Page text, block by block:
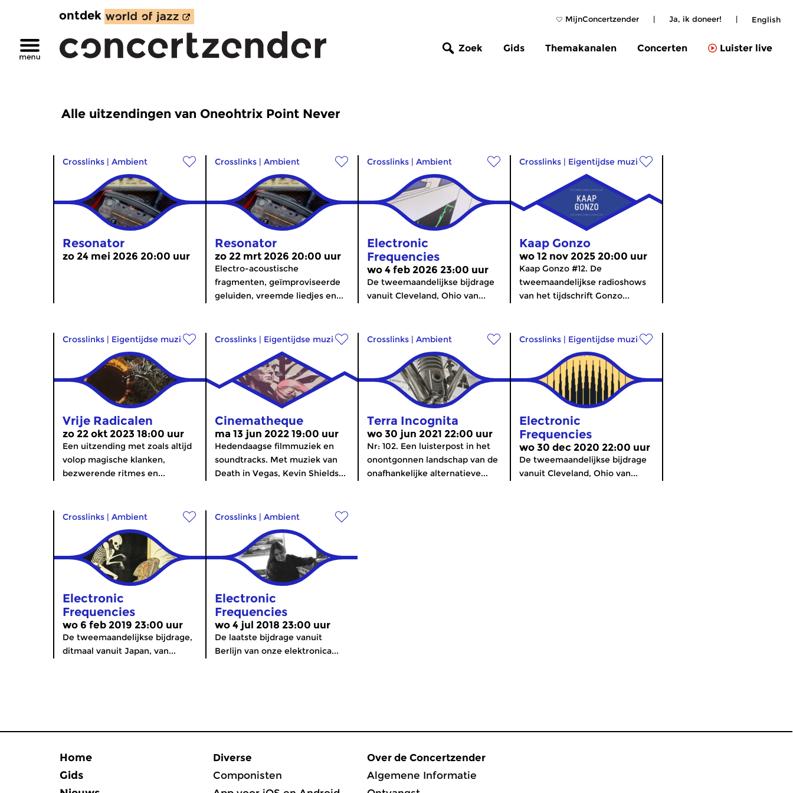
MijnConcertzender | Ja, ik doneer! | English
ontdek
Zoek Gids Themakanalen Concerten Luister live
Alle uitzendingen van Oneohtrix Point Never
Crosslinks | Ambient
Resonator
zo 24 mei 2026 20:00 uur
Crosslinks | Ambient
Resonator
zo 22 mrt 2026 20:00 uur
Electro-acoustische
fragmenten, geïmproviseerde
geluiden, vreemde liedjes en...
Crosslinks | Ambient
Electronic
Frequencies
wo 4 feb 2026 23:00 uur
De tweemaandelijkse bijdrage
vanuit Cleveland, Ohio van...
Crosslinks | Eigentijdse muziek
Kaap Gonzo
wo 12 nov 2025 20:00 uur
Kaap Gonzo #12. De
tweemaandelijkse radioshows
van het tijdschrift Gonzo...
Crosslinks | Eigentijdse muziek
Vrije Radicalen
zo 22 okt 2023 18:00 uur
Een uitzending met zoals altijd
volop magische klanken,
bezwerende ritmes en...
Crosslinks | Eigentijdse muziek
Cinematheque
ma 13 jun 2022 19:00 uur
Hedendaagse filmmuziek en
soundtracks. Met muziek van
Death in Vegas, Kevin Shields...
Crosslinks | Ambient
Terra Incognita
wo 30 jun 2021 22:00 uur
Nr: 102. Een luisterpost in het
onontgonnen landschap van de
onafhankelijke alternatieve...
Crosslinks | Eigentijdse muziek
Electronic
Frequencies
wo 30 dec 2020 22:00 uur
De tweemaandelijkse bijdrage
vanuit Cleveland, Ohio van...
Crosslinks | Ambient
Electronic
Frequencies
wo 6 feb 2019 23:00 uur
De tweemaandelijkse bijdrage,
ditmaal vanuit Japan, van...
Crosslinks | Ambient
Electronic
Frequencies
wo 4 jul 2018 23:00 uur
De laatste bijdrage vanuit
Berlijn van onze elektronica...
Home
Gids
Diverse
Componisten
Over de Concertzender
Algemene Informatie